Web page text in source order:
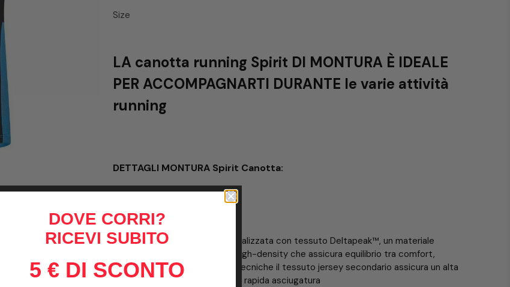
Size
LA canotta running Spirit DI MONTURA È IDEALE
PER ACCOMPAGNARTI DURANTE le varie attività
running
DETTAGLI MONTURA Spirit Canotta:
Questa canotta è stata realizzata con tessuto Deltapeak™, un materiale
innovativo con struttura High-density che assicura equilibrio tra comfort,
leggerezza e funzionalità tecniche il tessuto jersey secondario assicura un alta
gestione dell'umidità e una rapida asciugatura
DOVE CORRI?
RICEVI SUBITO
5 € DI SCONTO